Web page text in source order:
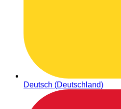
Deutsch (Deutschland)